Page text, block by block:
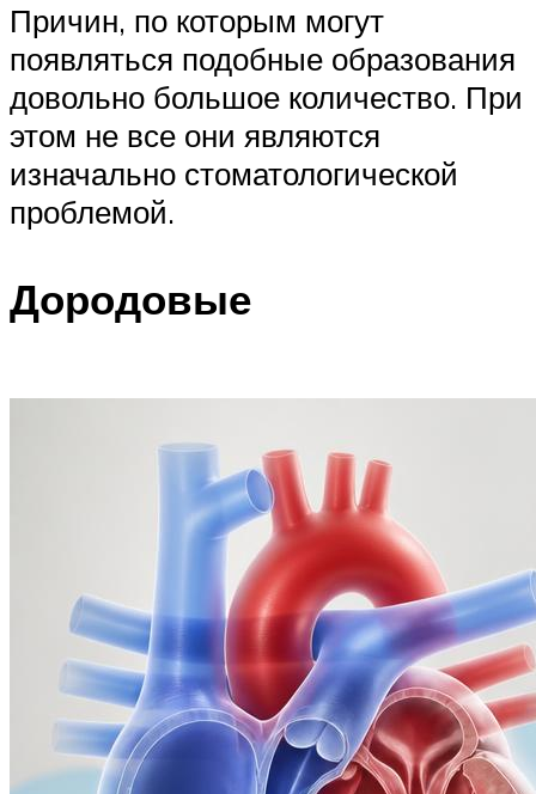
Причин, по которым могут
появляться подобные образования
довольно большое количество. При
этом не все они являются
изначально стоматологической
проблемой.
Дородовые